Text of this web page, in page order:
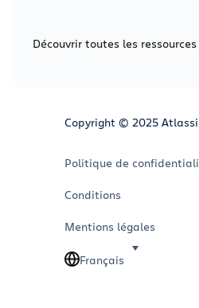
Découvrir toutes les ressources
Copyright © 2025
Politique de
Conditions
Mentions légales